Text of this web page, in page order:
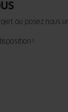
ou posez nous
!